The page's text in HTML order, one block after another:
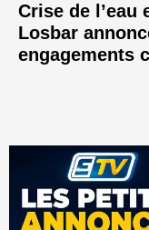
Crise de l’eau
Losbar
engagements